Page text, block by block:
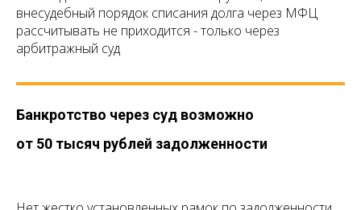
внесудебный порядок списания долга через МФЦ
рассчитывать не приходится - только через
арбитражный суд
Банкротство через суд возможно
от 50 тысяч рублей задолженности